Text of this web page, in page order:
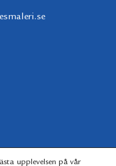
upplevelsen på vår